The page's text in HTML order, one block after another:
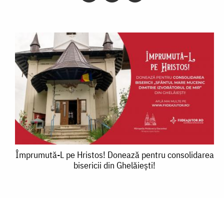
Împrumută-
Împrumută-L pe Hristos! Donează pentru consolidarea
bisericii din Ghelăiești!